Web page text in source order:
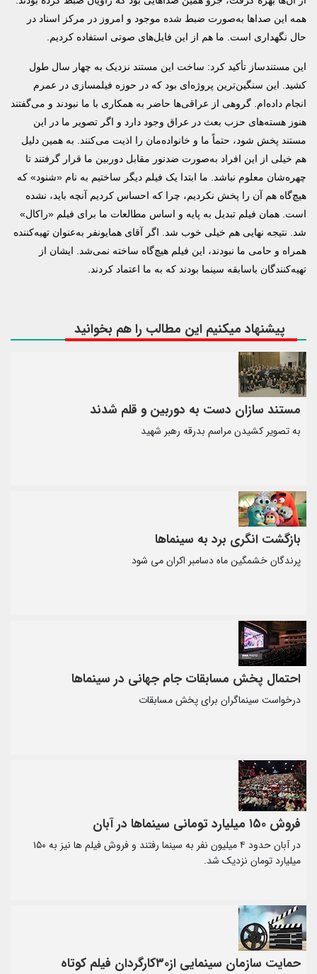
همه این صداها به‌صورت ضبط شده موجود و امروز در مرکز اسناد در
حال نگهداری است. ما هم از این فایل‌های صوتی استفاده کردیم.
این مستندساز تأکید کرد: ساخت این مستند نزدیک به چهار سال طول
کشید. این سنگین‌ترین پروژه‌ای بود که در حوزه فیلمسازی در عمرم
انجام داده‌ام. گروهی از عراقی‌ها حاضر به همکاری با ما نبودند و می‌گفتند
هنوز هسته‌های حزب بعث در عراق وجود دارد و اگر تصویر ما در این
مستند پخش شود، حتماً ما و خانواده‌مان را اذیت می‌کنند. به همین دلیل
هم خیلی از این افراد به‌صورت ضدنور مقابل دوربین ما قرار گرفتند تا
چهره‌شان معلوم نباشد. ما ابتدا یک فیلم دیگر ساختیم به نام «شنود» که
هیچ‌گاه هم آن را پخش نکردیم، چرا که احساس کردیم آنچه باید، نشده
است. همان فیلم تبدیل به پایه و اساس مطالعات ما برای فیلم «راکال»
شد. نتیجه نهایی هم خیلی خوب شد. اگر آقای همایونفر به‌عنوان تهیه‌کننده
همراه و حامی ما نبودند، این فیلم هیچ‌گاه ساخته نمی‌شد. ایشان از
تهیه‌کنندگان باسابقه سینما بودند که به ما اعتماد کردند.
پیشنهاد میکنیم این مطالب را هم بخوانید
مستند سازان دست به دوربین و قلم شدند
به تصویر کشیدن مراسم بدرقه رهبر شهید
بازگشت انگری برد به سینماها
پرندگان خشمگین ماه دسامبر اکران می شود
احتمال پخش مسابقات جام جهانی در سینماها
درخواست سینماگران برای پخش مسابقات
فروش ۱۵۰ میلیارد تومانی سینماها در آبان
در آبان‌ حدود ۴ میلیون نفر به سینما رفتند و فروش فیلم ها نیز به ۱۵۰
میلیارد تومان نزدیک شد.
حمایت سازمان سینمایی از۳۰کارگردان فیلم کوتاه‌